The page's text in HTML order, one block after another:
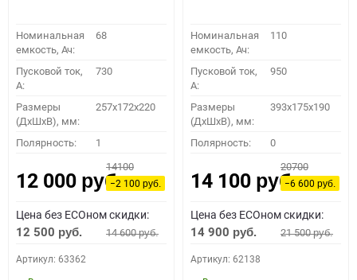
Номинальная
емкость, Ач:
68
Пусковой ток,
A:
730
Размеры
(ДхШхВ), мм:
257x172x220
Полярность: 1
12 000 руб.
14100
−2 100руб.
Цена без ECOном скидки:
12 500 руб. 14 600руб.
Артикул: 63362
Номинальная
емкость, Ач:
110
Пусковой ток,
A:
950
Размеры
(ДхШхВ), мм:
393x175x190
Полярность: 0
14 100 руб.
20700
−6 600руб.
Цена без ECOном скидки:
14 900 руб. 21 500руб.
Артикул: 62138